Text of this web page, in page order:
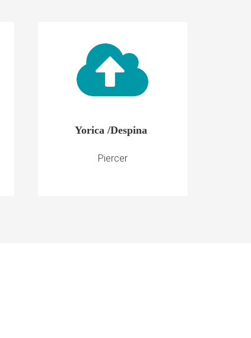
Yorica /Despina
Piercer